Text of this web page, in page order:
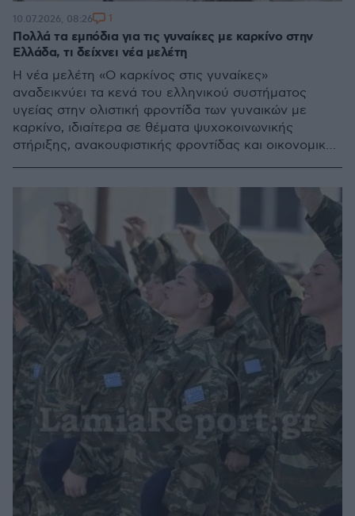
Πολλά τα εμπόδια για τις γυναίκες με καρκίνο στην
Ελλάδα, τι δείχνει νέα μελέτη
Η νέα μελέτη «Ο καρκίνος στις γυναίκες»
αναδεικνύει τα κενά του ελληνικού συστήματος
υγείας στην ολιστική φροντίδα των γυναικών με
καρκίνο, ιδιαίτερα σε θέματα ψυχοκοινωνικής
στήριξης, ανακουφιστικής φροντίδας και οικονομικής
10.07.2026, 08:26 1